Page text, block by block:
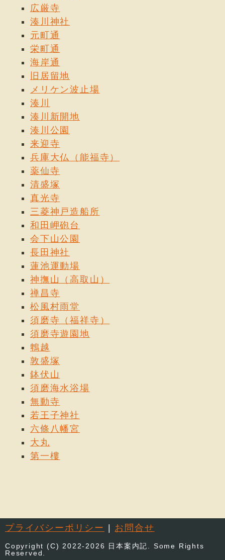
広厳寺
湊川神社
元町通
栄町通
海岸通
旧居留地
メリケン波止場
湊川
湊川新開地
湊川公園
来迎寺
兵庫大仏（能福寺）
薬仙寺
清盛塚
真光寺
三菱神戸造船所
和田岬砲台
会下山公園
長田神社
蓮池運動場
神撫山（高取山）
禅昌寺
松風村雨堂
須磨寺（福祥寺）
須磨寺遊園地
鵯越
敦盛塚
鉢伏山
須磨海水浴場
無動寺
若王子神社
六條八幡宮
大丸
第一樓
プライバシーポリシー | お問合せ
Copyright (C) 2022-2026 日本案内記. Some Rights
Reserved.